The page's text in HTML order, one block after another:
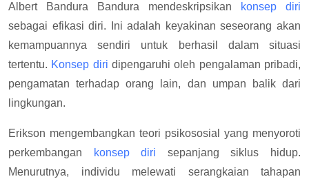
Albert Bandura Bandura mendeskripsikan
konsep diri
sebagai efikasi diri. Ini adalah keyakinan seseorang akan
kemampuannya sendiri untuk berhasil dalam situasi
tertentu. Konsep diri dipengaruhi oleh pengalaman pribadi,
pengamatan terhadap orang lain, dan umpan balik dari
lingkungan.
Erikson mengembangkan teori psikososial yang menyoroti
perkembangan
konsep diri sepanjang siklus hidup.
Menurutnya, individu melewati serangkaian tahapan